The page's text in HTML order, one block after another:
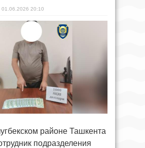
01.06.2026 20:10
районе Ташкента
подразделения